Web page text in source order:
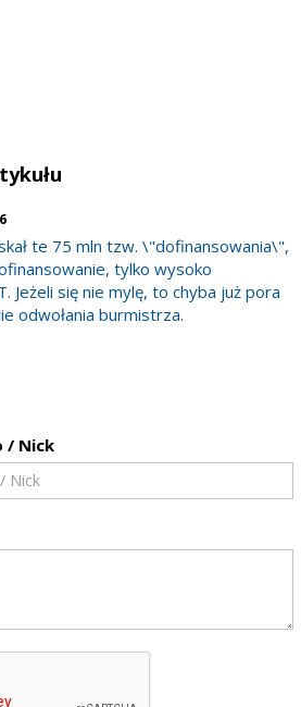
te 75 mln tzw. \"dofinansowania\",
tylko wysoko
Jeżeli się nie mylę, to chyba już pora
odwołania burmistrza.
/ Nick